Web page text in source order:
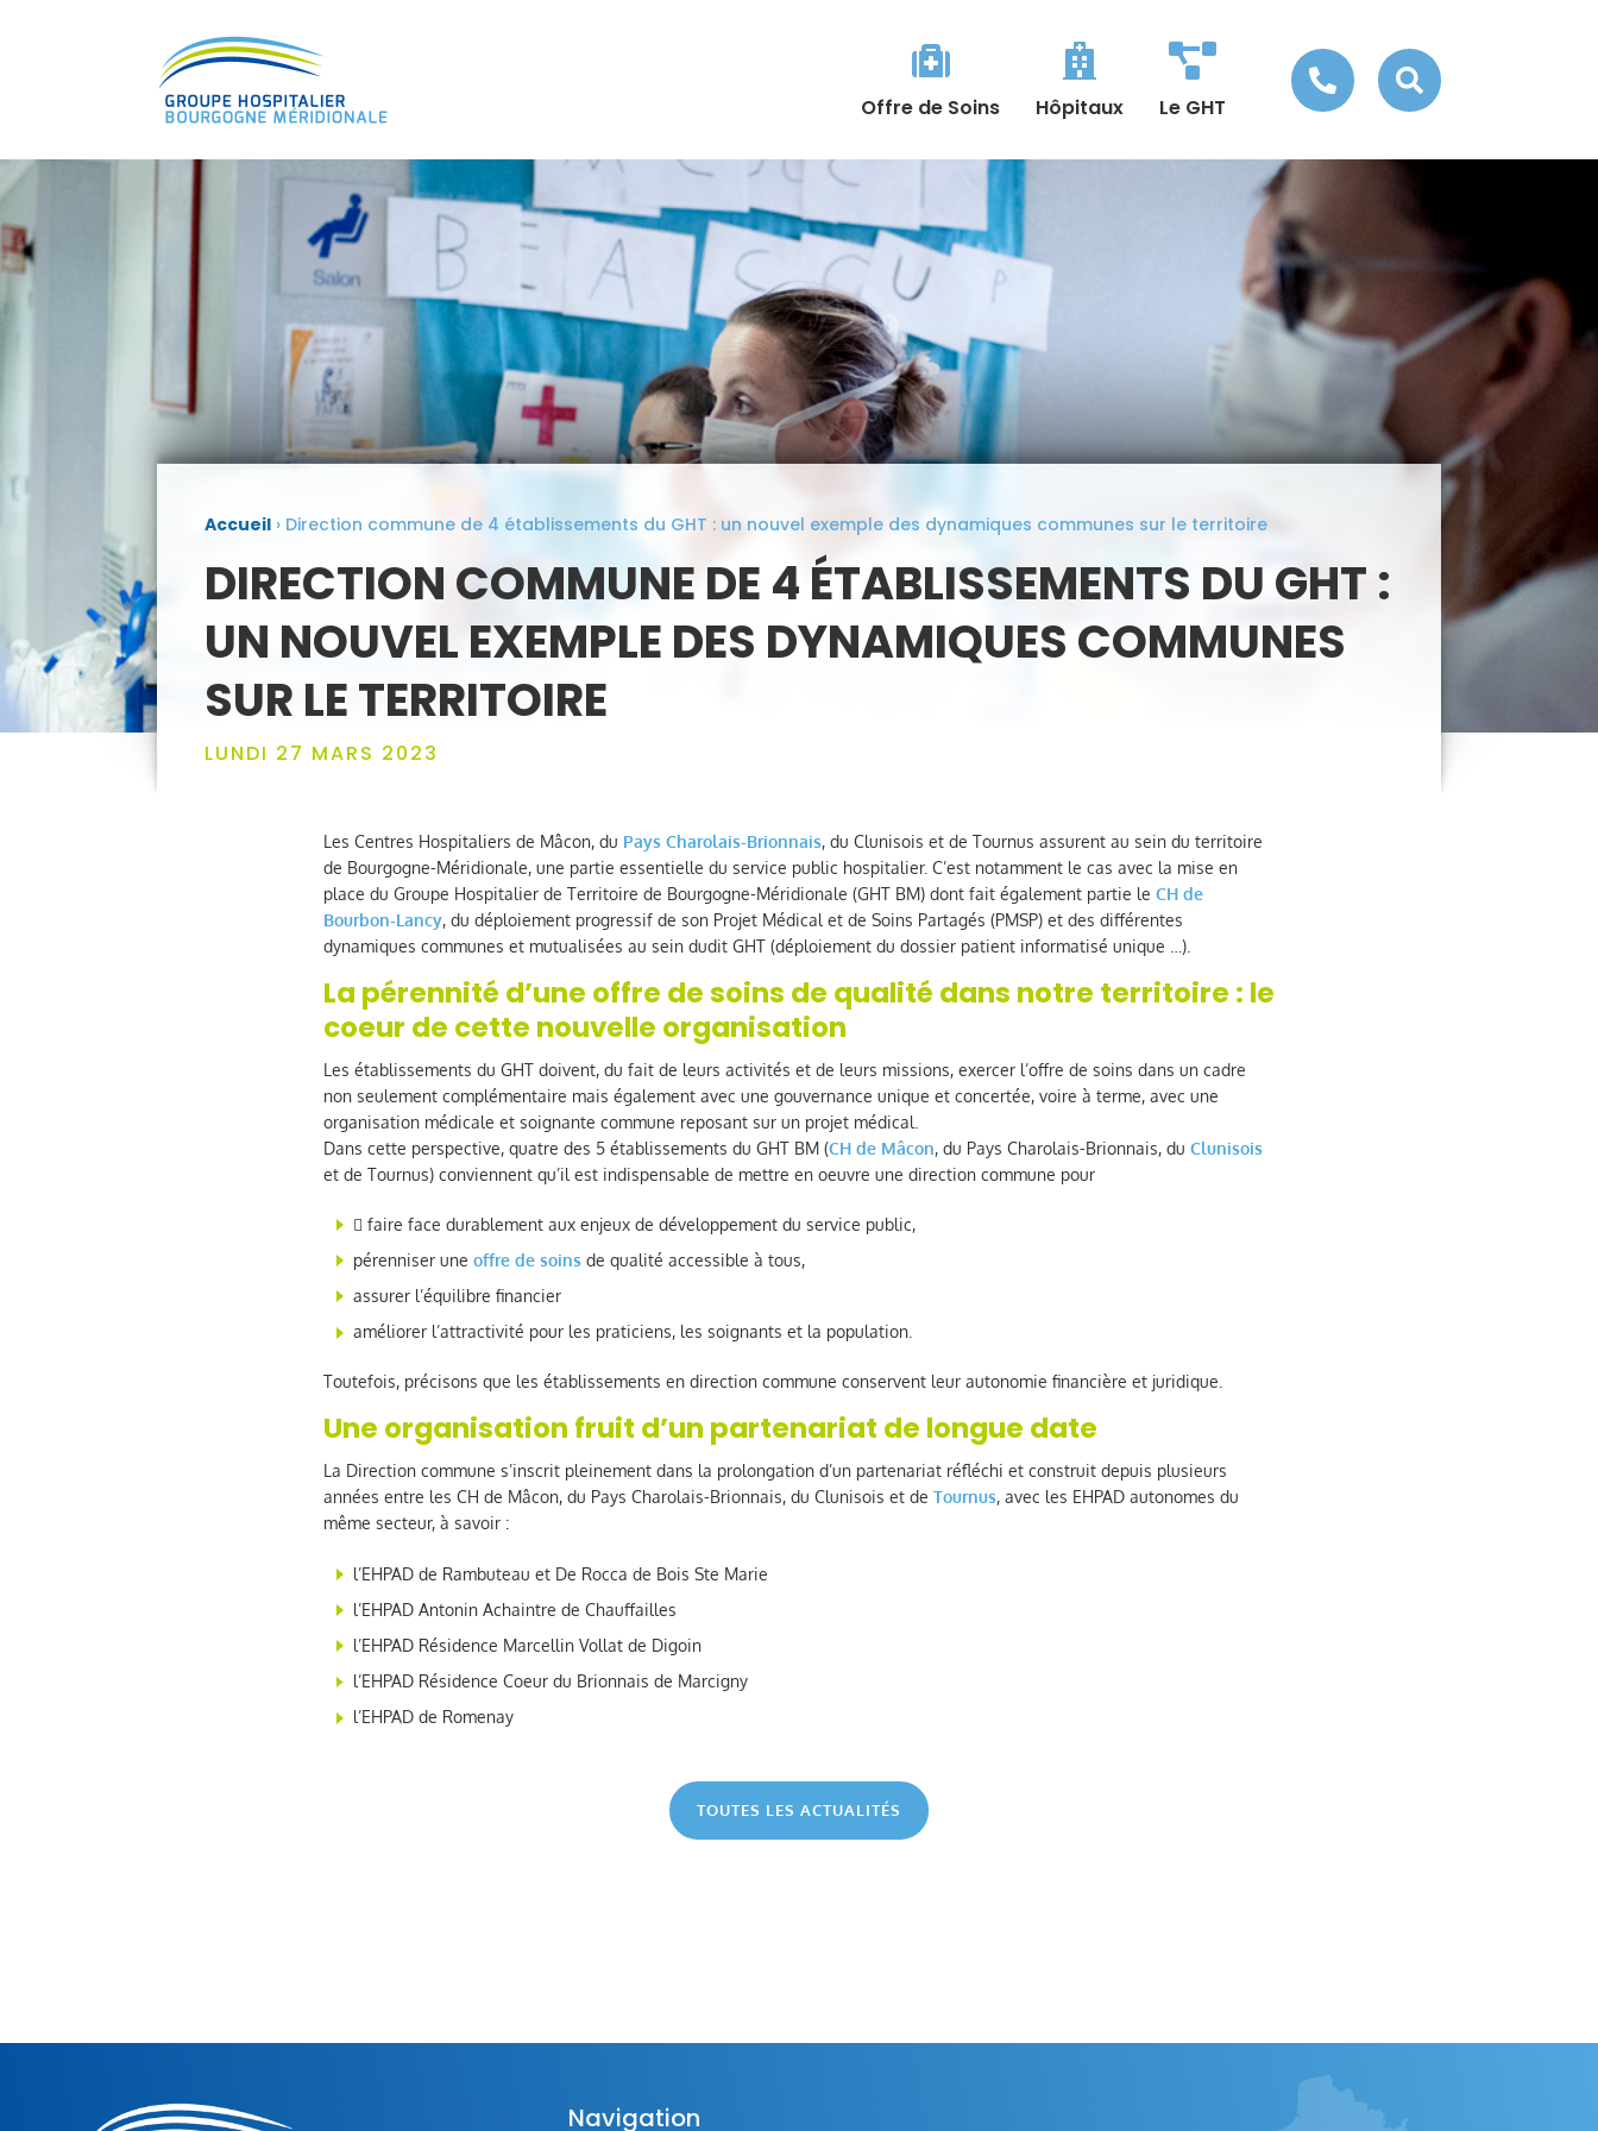

Offre de Soins

Hôpitaux

Le GHT
 
Accueil › Direction commune de 4 établissements du GHT : un nouvel exemple des dynamiques communes sur le territoire
DIRECTION COMMUNE DE 4 ÉTABLISSEMENTS DU GHT :
UN NOUVEL EXEMPLE DES DYNAMIQUES COMMUNES
SUR LE TERRITOIRE
LUNDI 27 MARS 2023
Les Centres Hospitaliers de Mâcon, du Pays Charolais-Brionnais, du Clunisois et de Tournus assurent au sein du territoire
de Bourgogne-Méridionale, une partie essentielle du service public hospitalier. C’est notamment le cas avec la mise en
place du Groupe Hospitalier de Territoire de Bourgogne-Méridionale (GHT BM) dont fait également partie le CH de
Bourbon-Lancy, du déploiement progressif de son Projet Médical et de Soins Partagés (PMSP) et des différentes
dynamiques communes et mutualisées au sein dudit GHT (déploiement du dossier patient informatisé unique …).
La pérennité d’une offre de soins de qualité dans notre territoire : le
coeur de cette nouvelle organisation
Les établissements du GHT doivent, du fait de leurs activités et de leurs missions, exercer l’offre de soins dans un cadre
non seulement complémentaire mais également avec une gouvernance unique et concertée, voire à terme, avec une
organisation médicale et soignante commune reposant sur un projet médical.
Dans cette perspective, quatre des 5 établissements du GHT BM (CH de Mâcon, du Pays Charolais-Brionnais, du Clunisois
et de Tournus) conviennent qu’il est indispensable de mettre en oeuvre une direction commune pour
 faire face durablement aux enjeux de développement du service public,
pérenniser uneoffre de soins de qualité accessible à tous,
assurer l’équilibre financier
améliorer l’attractivité pour les praticiens, les soignants et la population.
Toutefois, précisons que les établissements en direction commune conservent leur autonomie financière et juridique.
Une organisation fruit d’un partenariat de longue date
La Direction commune s’inscrit pleinement dans la prolongation d’un partenariat réfléchi et construit depuis plusieurs
années entre les CH de Mâcon, du Pays Charolais-Brionnais, du Clunisois et de Tournus, avec les EHPAD autonomes du
même secteur, à savoir :
l’EHPAD de Rambuteau et De Rocca de Bois Ste Marie
l’EHPAD Antonin Achaintre de Chauffailles
l’EHPAD Résidence Marcellin Vollat de Digoin
l’EHPAD Résidence Coeur du Brionnais de Marcigny
l’EHPAD de Romenay
TOUTES LES ACTUALITÉS
Navigation